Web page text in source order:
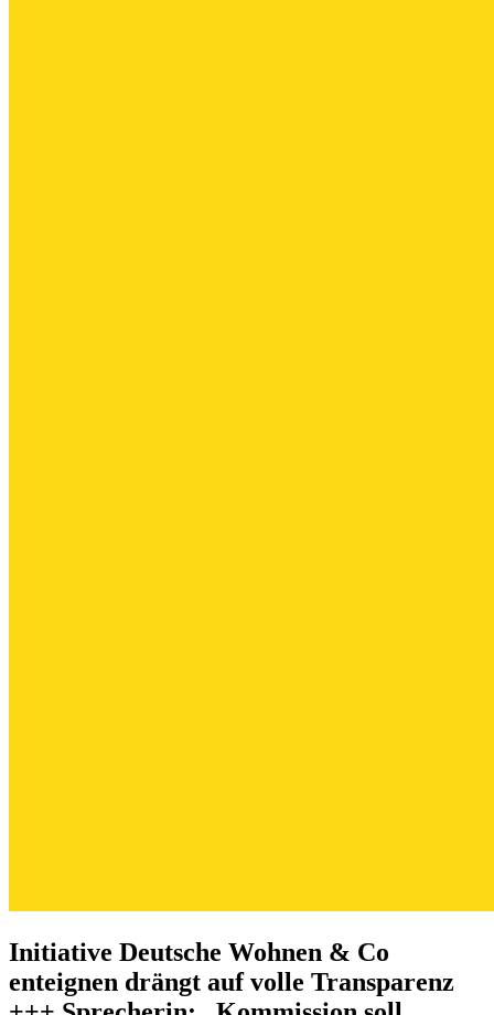
Initiative Deutsche Wohnen & Co
enteignen drängt auf volle Transparenz